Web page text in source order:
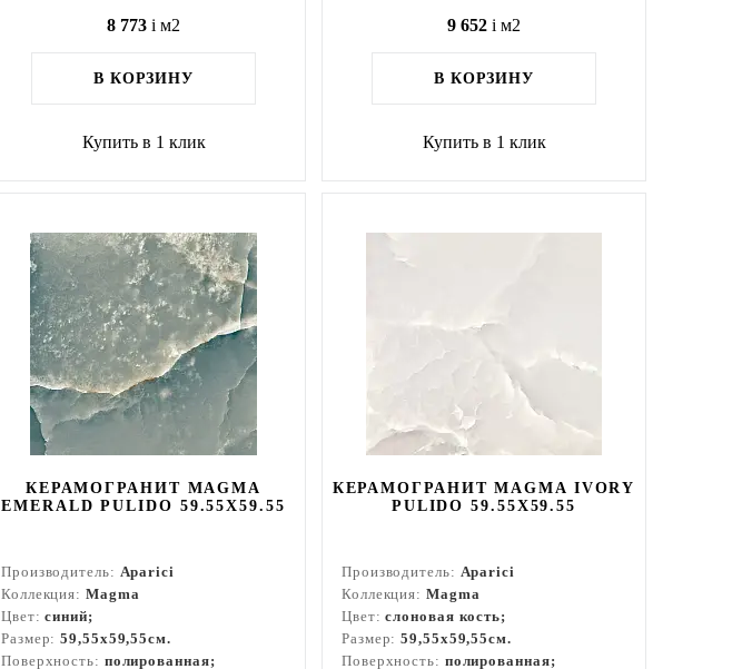
8 773 i м2
В КОРЗИНУ
Купить в 1 клик
9 652 i м2
В КОРЗИНУ
Купить в 1 клик
КЕРАМОГРАНИТ MAGMA
EMERALD PULIDO 59.55X59.55
Производитель: Aparici
Коллекция: Magma
Цвет:синий;
Размер:59,55x59,55см.
Поверхность: полированная;
КЕРАМОГРАНИТ MAGMA IVORY
PULIDO 59.55X59.55
Производитель: Aparici
Коллекция: Magma
Цвет:слоновая кость;
Размер:59,55x59,55см.
Поверхность: полированная;